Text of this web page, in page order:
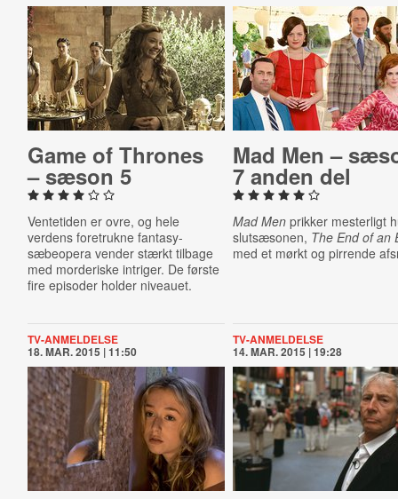
Game of Thrones
– sæson 5
Ventetiden er ovre, og hele
verdens foretrukne fantasy-
sæbeopera vender stærkt tilbage
med morderiske intriger. De første
fire episoder holder niveauet.
Mad Men –
7 anden del
Mad Men prikker mesterligt
slutsæsonen, The End of an
med et mørkt og pirrende
TV-ANMELDELSE
18. MAR. 2015 | 11:50
TV-ANMELDELSE
14. MAR. 2015 | 19:28